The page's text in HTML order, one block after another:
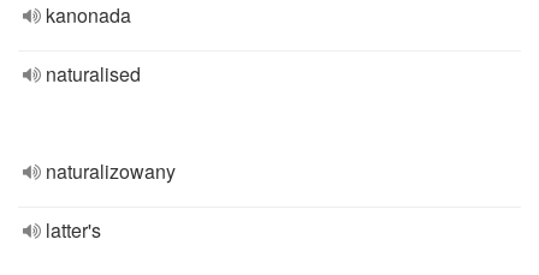
kanonada
naturalised
naturalizowany
latter's